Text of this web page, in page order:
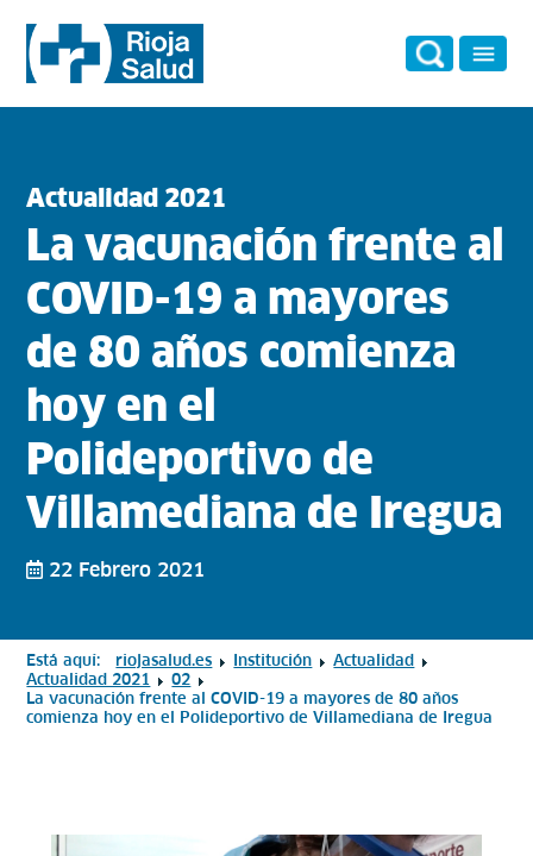
Actualidad 2021
La vacunación frente al
COVID-19 a mayores
de 80 años comienza
hoy en el
Polideportivo de
Villamediana de Iregua
22 Febrero 2021
Está aquí: riojasalud.es Institución
Actualidad
Actualidad 2021
02
La vacunación frente al COVID-19 a mayores de 80 años
comienza hoy en el Polideportivo de Villamediana de Iregua